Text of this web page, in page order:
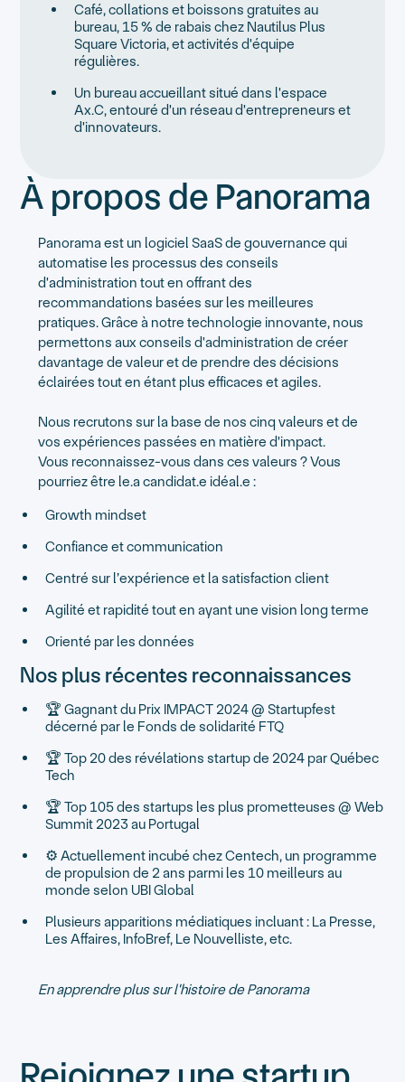
Café, collations et boissons gratuites au
bureau, 15 % de rabais chez Nautilus Plus
Square Victoria, et activités d'équipe
régulières.
Un bureau accueillant situé dans l'espace
Ax.C, entouré d'un réseau d'entrepreneurs et
d'innovateurs.
À propos de Panorama
Panorama est un logiciel SaaS de gouvernance qui
automatise les processus des conseils
d'administration tout en offrant des
recommandations basées sur les meilleures
pratiques. Grâce à notre technologie innovante, nous
permettons aux conseils d'administration de créer
davantage de valeur et de prendre des décisions
éclairées tout en étant plus efficaces et agiles.
Nous recrutons sur la base de nos cinq valeurs et de
vos expériences passées en matière d'impact.
Vous reconnaissez-vous dans ces valeurs ? Vous
pourriez être le.a candidat.e idéal.e :
Growth mindset
Confiance et communication
Centré sur l’expérience et la satisfaction client
Agilité et rapidité tout en ayant une vision long terme
Orienté par les données
Nos plus récentes reconnaissances
🏆 Gagnant du Prix IMPACT 2024 @ Startupfest
décerné par le Fonds de solidarité FTQ
🏆 Top 20 des révélations startup de 2024 par Québec
Tech
🏆 Top 105 des startups les plus prometteuses @ Web
Summit 2023 au Portugal
⚙️ Actuellement incubé chez Centech, un programme
de propulsion de 2 ans parmi les 10 meilleurs au
monde selon UBI Global
Plusieurs apparitions médiatiques incluant : La Presse,
Les Affaires, InfoBref, Le Nouvelliste, etc.
En apprendre plus sur l'histoire de Panorama